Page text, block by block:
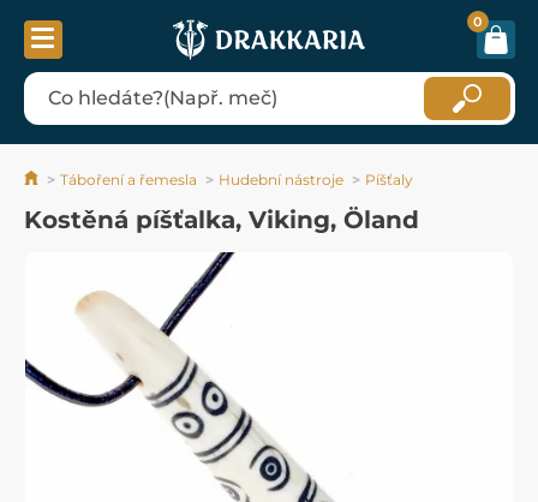
0
Táboření a řemesla Hudební nástroje Píšťaly
Kostěná píšťalka, Viking, Öland